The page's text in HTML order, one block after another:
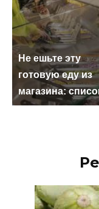
Не ешьте эту
готовую еду из
магазина: